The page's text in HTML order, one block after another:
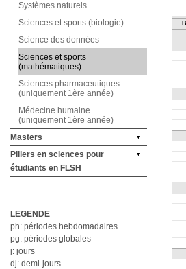
Systèmes naturels
Sciences et sports (biologie)
Science des données
Sciences et sports
(mathématiques)
Sciences pharmaceutiques
(uniquement 1ère année)
Médecine humaine
(uniquement 1ère année)
Masters
Piliers en sciences pour
étudiants en FLSH
LEGENDE
ph: périodes hebdomadaires
pg: périodes globales
j: jours
dj: demi-jours